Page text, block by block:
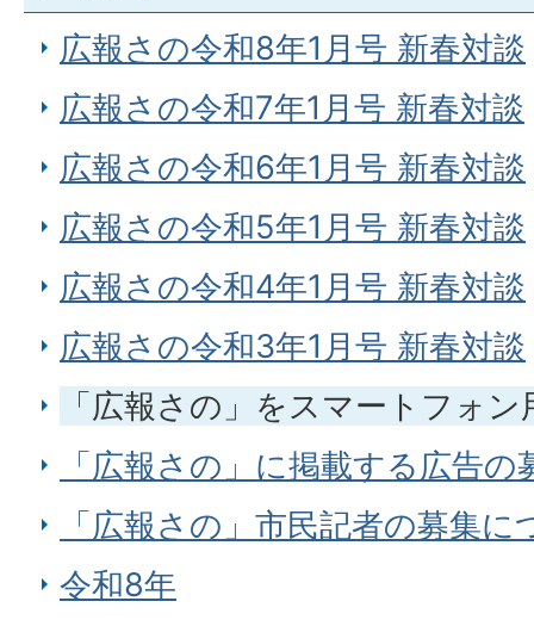
広報さの令和8年1月号 新春対談
広報さの令和7年1月号 新春対談
広報さの令和6年1月号 新春対談
広報さの令和5年1月号 新春対談
広報さの令和4年1月号 新春対談
広報さの令和3年1月号 新春対談
「広報さの」をスマートフォン
「広報さの」に掲載する広告の
「広報さの」市民記者の募集に
令和8年